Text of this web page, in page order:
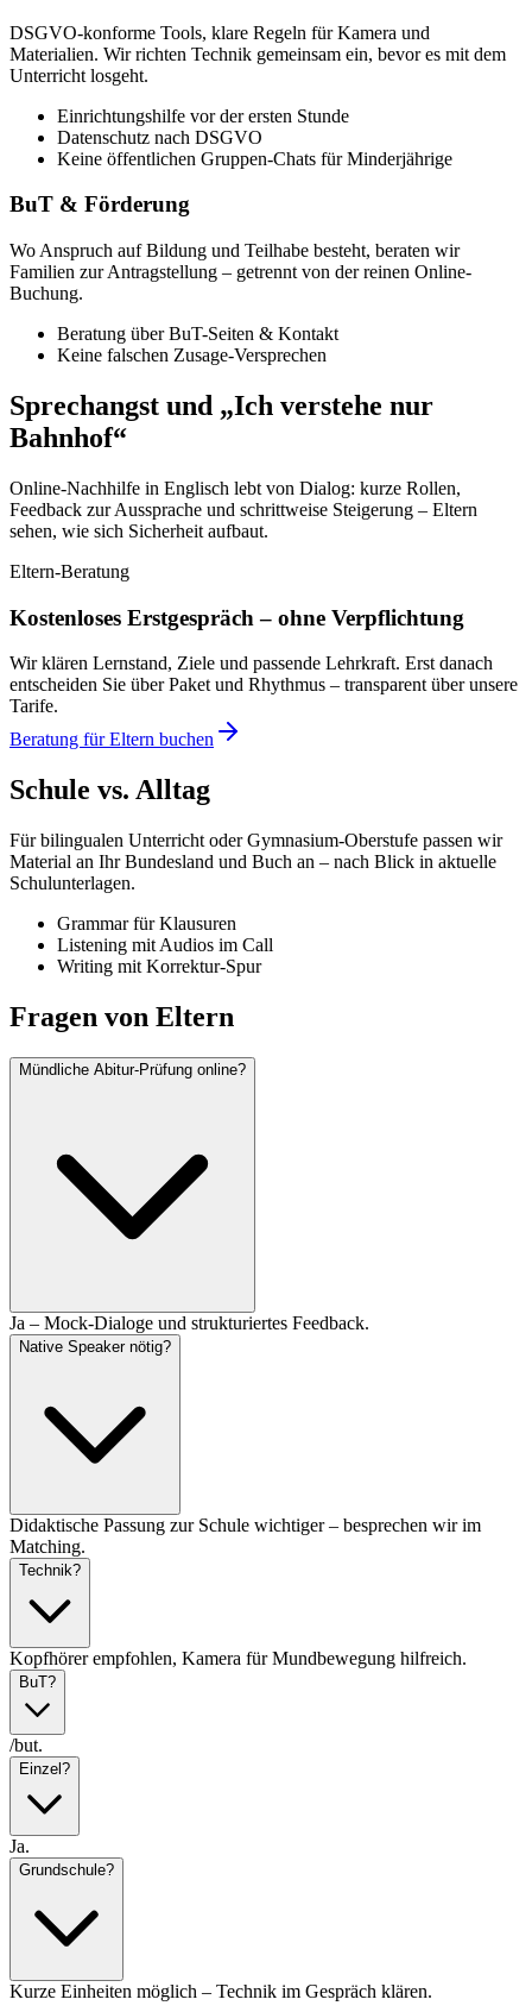
DSGVO-konforme Tools, klare Regeln für Kamera und
Materialien. Wir richten Technik gemeinsam ein, bevor es mit dem
Unterricht losgeht.
Einrichtungshilfe vor der ersten Stunde
Datenschutz nach DSGVO
Keine öffentlichen Gruppen-Chats für Minderjährige
BuT & Förderung
Wo Anspruch auf Bildung und Teilhabe besteht, beraten wir
Familien zur Antragstellung – getrennt von der reinen Online-
Buchung.
Beratung über BuT-Seiten & Kontakt
Keine falschen Zusage-Versprechen
Sprechangst und „Ich verstehe nur
Bahnhof“
Online-Nachhilfe in Englisch lebt von Dialog: kurze Rollen,
Feedback zur Aussprache und schrittweise Steigerung – Eltern
sehen, wie sich Sicherheit aufbaut.
Eltern-Beratung
Kostenloses Erstgespräch – ohne Verpflichtung
Wir klären Lernstand, Ziele und passende Lehrkraft. Erst danach
entscheiden Sie über Paket und Rhythmus – transparent über unsere
Tarife.
Beratung für Eltern buchen
Schule vs. Alltag
Für bilingualen Unterricht oder Gymnasium-Oberstufe passen wir
Material an Ihr Bundesland und Buch an – nach Blick in aktuelle
Schulunterlagen.
Grammar für Klausuren
Listening mit Audios im Call
Writing mit Korrektur-Spur
Fragen von Eltern
Mündliche Abitur-Prüfung online?
Ja – Mock-Dialoge und strukturiertes Feedback.
Native Speaker nötig?
Didaktische Passung zur Schule wichtiger – besprechen wir im
Matching.
Technik?
Kopfhörer empfohlen, Kamera für Mundbewegung hilfreich.
BuT?
/but.
Einzel?
Ja.
Grundschule?
Kurze Einheiten möglich – Technik im Gespräch klären.